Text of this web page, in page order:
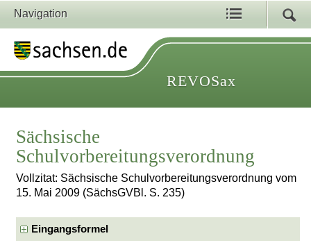
Navigation
REVOSax
Sächsische
Schulvorbereitungsverordnung
Vollzitat: Sächsische Schulvorbereitungsverordnung vom
15. Mai 2009 (SächsGVBl. S. 235)
Eingangsformel